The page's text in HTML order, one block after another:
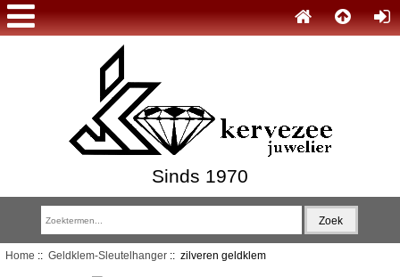
Sinds 1970
Home :: Geldklem-Sleutelhanger:: zilveren geldklem